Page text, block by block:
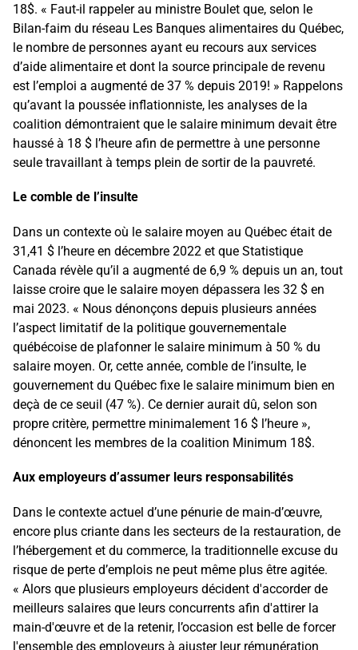
18$. « Faut-il rappeler au ministre Boulet que, selon le
Bilan-faim du réseau Les Banques alimentaires du Québec,
le nombre de personnes ayant eu recours aux services
d’aide alimentaire et dont la source principale de revenu
est l’emploi a augmenté de 37 % depuis 2019! » Rappelons
qu’avant la poussée inflationniste, les analyses de la
coalition démontraient que le salaire minimum devait être
haussé à 18 $ l’heure afin de permettre à une personne
seule travaillant à temps plein de sortir de la pauvreté.
Le comble de l’insulte
Dans un contexte où le salaire moyen au Québec était de
31,41 $ l’heure en décembre 2022 et que Statistique
Canada révèle qu’il a augmenté de 6,9 % depuis un an, tout
laisse croire que le salaire moyen dépassera les 32 $ en
mai 2023. « Nous dénonçons depuis plusieurs années
l’aspect limitatif de la politique gouvernementale
québécoise de plafonner le salaire minimum à 50 % du
salaire moyen. Or, cette année, comble de l’insulte, le
gouvernement du Québec fixe le salaire minimum bien en
deçà de ce seuil (47 %). Ce dernier aurait dû, selon son
propre critère, permettre minimalement 16 $ l’heure »,
dénoncent les membres de la coalition Minimum 18$.
Aux employeurs d’assumer leurs responsabilités
Dans le contexte actuel d’une pénurie de main-d’œuvre,
encore plus criante dans les secteurs de la restauration, de
l’hébergement et du commerce, la traditionnelle excuse du
risque de perte d’emplois ne peut même plus être agitée.
« Alors que plusieurs employeurs décident d'accorder de
meilleurs salaires que leurs concurrents afin d'attirer la
main-d'œuvre et de la retenir, l’occasion est belle de forcer
l'ensemble des employeurs à ajuster leur rémunération